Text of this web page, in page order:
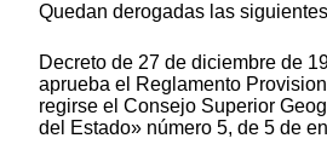
Quedan derogadas las
Decreto de 27 de diciembre de
aprueba el Reglamento
regirse el Consejo Superior
del Estado» número 5, de 5 de